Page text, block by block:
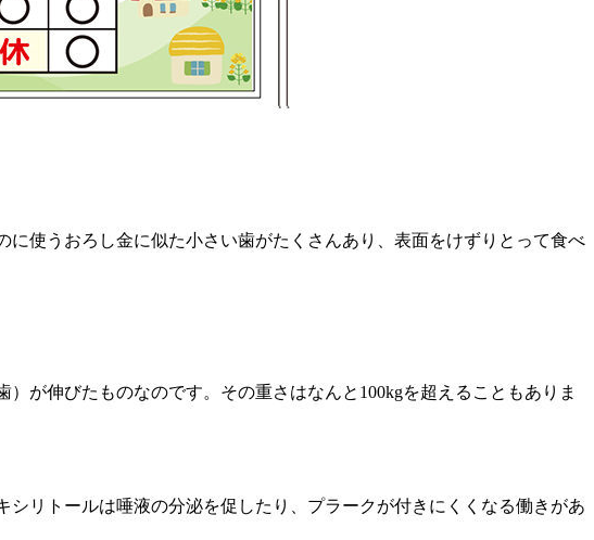
使うおろし金に似た小さい歯がたくさんあり、表面をけずりとって食べ
が伸びたものなのです。その重さはなんと100kgを超えることもありま
リトールは唾液の分泌を促したり、プラークが付きにくくなる働きがあ